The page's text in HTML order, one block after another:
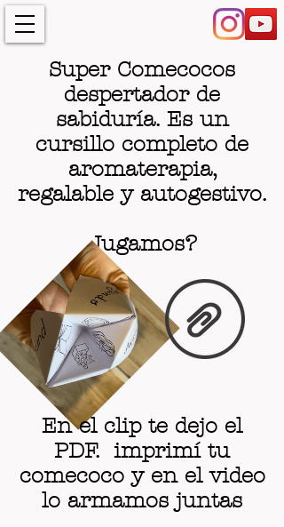
Super Comecocos
despertador de
sabiduría. Es un
cursillo completo de
aromaterapia,
regalable y autogestivo.
Jugamos?
En el clip te dejo el
PDF. imprimí tu
comecoco y en el video
lo armamos juntas